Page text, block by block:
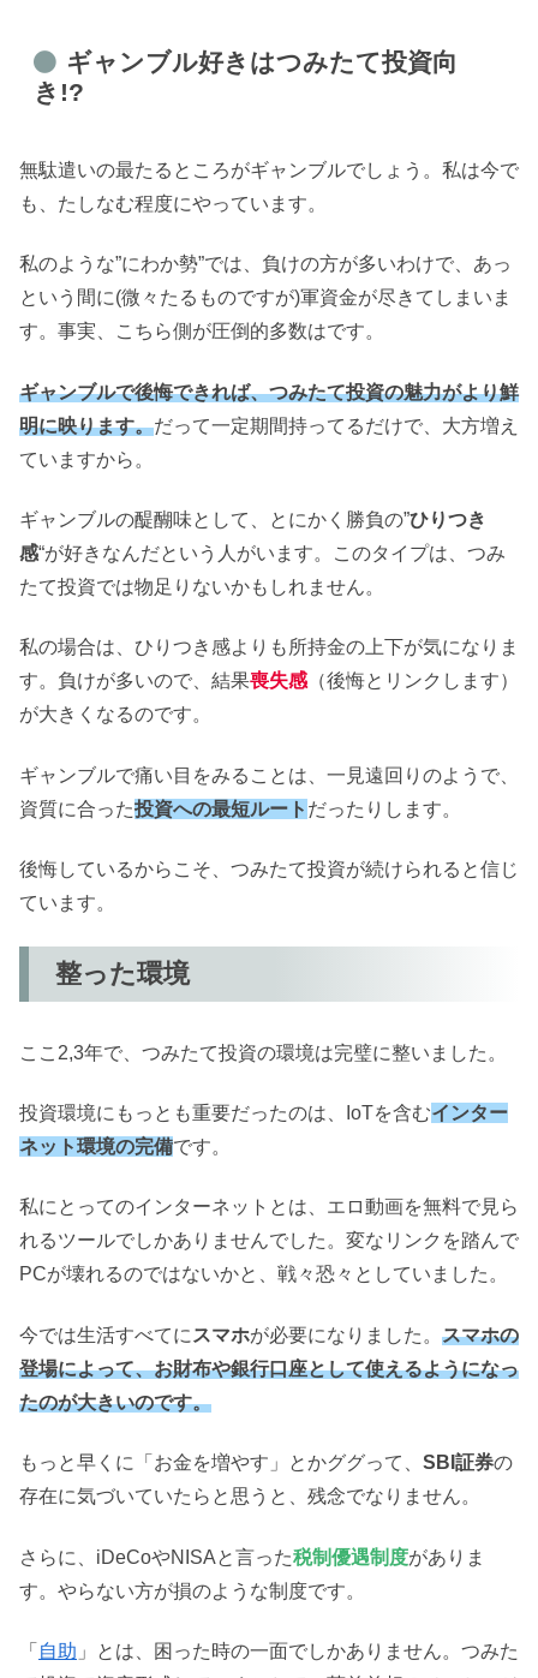
ギャンブル好きはつみたて投資向
き!?
無駄遣いの最たるところがギャンブルでしょう。私は今で
も、たしなむ程度にやっています。
私のような”にわか勢”では、負けの方が多いわけで、あっ
という間に(微々たるものですが)軍資金が尽きてしまいま
す。事実、こちら側が圧倒的多数はです。
ギャンブルで後悔できれば、つみたて投資の魅力がより鮮
明に映ります。だって一定期間持ってるだけで、大方増え
ていますから。
ギャンブルの醍醐味として、とにかく勝負の”ひりつき
感“が好きなんだという人がいます。このタイプは、つみ
たて投資では物足りないかもしれません。
私の場合は、ひりつき感よりも所持金の上下が気になりま
す。負けが多いので、結果喪失感 （後悔とリンクします）
が大きくなるのです。
ギャンブルで痛い目をみることは、一見遠回りのようで、
資質に合った投資への最短ルート だったりします。
後悔しているからこそ、つみたて投資が続けられると信じ
ています。
整った環境
ここ2,3年で、つみたて投資の環境は完璧に整いました。
投資環境にもっとも重要だったのは、IoTを含むインター
ネット環境の完備です。
私にとってのインターネットとは、エロ動画を無料で見ら
れるツールでしかありませんでした。変なリンクを踏んで
PCが壊れるのではないかと、戦々恐々としていました。
今では生活すべてに スマホが必要になりました。 スマホの
登場によって、お財布や銀行口座として使えるようになっ
たのが大きいのです。
もっと早くに「お金を増やす」とかググって、 SBI証券の
存在に気づいていたらと思うと、残念でなりません。
さらに、iDeCoやNISAと言った税制優遇制度がありま
す。やらない方が損のような制度です。
「 自助 」とは、困った時の一面でしかありません。つみた